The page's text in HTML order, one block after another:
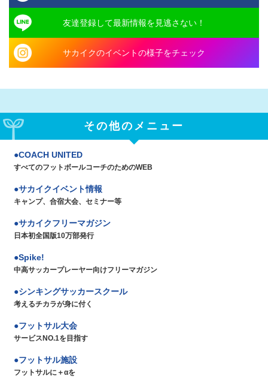
友達登録して最新情報を見逃さない！
サカイクのイベントの様子をチェック
その他のメニュー
COACH UNITED
すべてのフットボールコーチのためのWEB
サカイクイベント情報
キャンプ、合宿大会、セミナー等
サカイクフリーマガジン
日本初全国版10万部発行
Spike!
中高サッカープレーヤー向けフリーマガジン
シンキングサッカースクール
考えるチカラが身に付く
フットサル大会
サービスNO.1を目指す
フットサル施設
フットサルに＋αを